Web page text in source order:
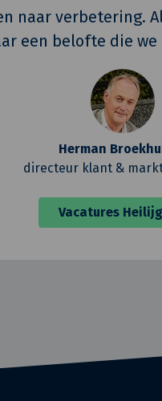
naar verbetering.
een belofte die
Herman
directeur klant &
Vacatures